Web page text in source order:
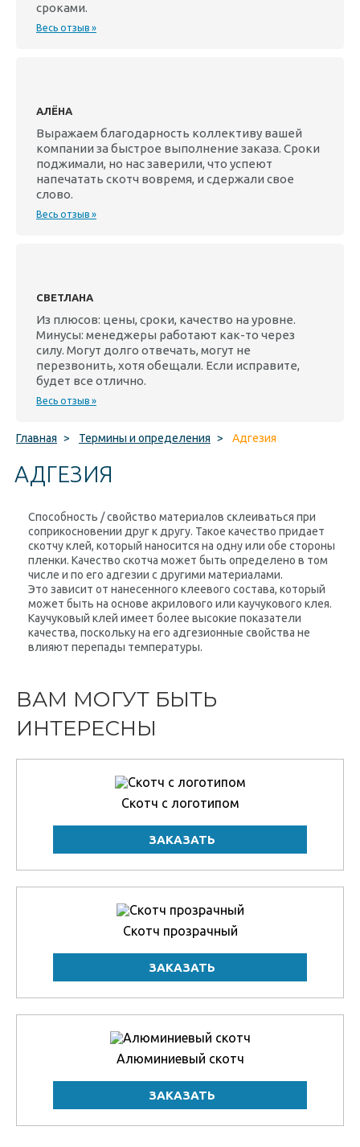
сроками.
Весь отзыв »
АЛЁНА
Выражаем благодарность коллективу вашей
компании за быстрое выполнение заказа. Сроки
поджимали, но нас заверили, что успеют
напечатать скотч вовремя, и сдержали свое
слово.
Весь отзыв »
СВЕТЛАНА
Из плюсов: цены, сроки, качество на уровне.
Минусы: менеджеры работают как-то через
силу. Могут долго отвечать, могут не
перезвонить, хотя обещали. Если исправите,
будет все отлично.
Весь отзыв »
Главная > Термины и определения > Адгезия
АДГЕЗИЯ
Способность / свойство материалов склеиваться при
соприкосновении друг к другу. Такое качество придает
скотчу клей, который наносится на одну или обе стороны
пленки. Качество скотча может быть определено в том
числе и по его адгезии с другими материалами.
Это зависит от нанесенного клеевого состава, который
может быть на основе акрилового или каучукового клея.
Каучуковый клей имеет более высокие показатели
качества, поскольку на его адгезионные свойства не
влияют перепады температуры.
ВАМ МОГУТ БЫТЬ
ИНТЕРЕСНЫ
Скотч с логотипом
Скотч прозрачный
Алюминиевый скотч